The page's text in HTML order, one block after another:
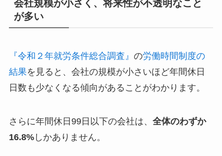
会社規模が小さく、将来性が不透明なこと
が多い
『令和２年就労条件総合調査』 の労働時間制度の
結果を見ると、会社の規模が小さいほど年間休日
日数も少なくなる傾向があることがわかります。
さらに年間休日99日以下の会社は、 全体のわずか
16.8%しかありません。